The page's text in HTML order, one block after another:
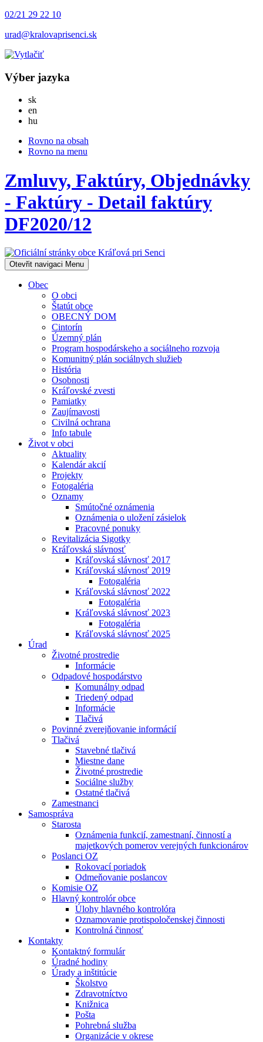
02/21 29 22 10
urad@kralovaprisenci.sk
Výber jazyka
skSlovensky
en
hu
Rovno na obsah
Rovno na menu
Zmluvy, Faktúry, Objednávky
- Faktúry - Detail faktúry
DF2020/12
Otevřit navigaci Menu
Obec
O obci
Štatút obce
OBECNÝ DOM
Cintorín
Územný plán
Program hospodárskeho a sociálneho rozvoja
Komunitný plán sociálnych služieb
História
Osobnosti
Kráľovské zvesti
Pamiatky
Zaujímavosti
Civilná ochrana
Info tabule
Život v obci
Aktuality
Kalendár akcií
Projekty
Fotogaléria
Oznamy
Smútočné oznámenia
Oznámenia o uložení zásielok
Pracovné ponuky
Revitalizácia Sigotky
Kráľovská slávnosť
Kráľovská slávnosť 2017
Kráľovská slávnosť 2019
Fotogaléria
Kráľovská slávnosť 2022
Fotogaléria
Kráľovská slávnosť 2023
Fotogaléria
Kráľovská slávnosť 2025
Úrad
Životné prostredie
Informácie
Odpadové hospodárstvo
Komunálny odpad
Triedený odpad
Informácie
Tlačivá
Povinné zverejňovanie informácií
Tlačivá
Stavebné tlačivá
Miestne dane
Životné prostredie
Sociálne služby
Ostatné tlačivá
Zamestnanci
Samospráva
Starosta
Oznámenia funkcií, zamestnaní, činností a
majetkových pomerov verejných funkcionárov
Poslanci OZ
Rokovací poriadok
Odmeňovanie poslancov
Komisie OZ
Hlavný kontrolór obce
Úlohy hlavného kontrolóra
Oznamovanie protispoločenskej činnosti
Kontrolná činnosť
Kontakty
Kontaktný formulár
Úradné hodiny
Úrady a inštitúcie
Školstvo
Zdravotníctvo
Knižnica
Pošta
Pohrebná služba
Organizácie v okrese